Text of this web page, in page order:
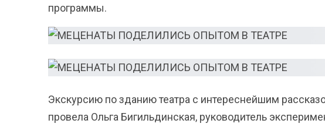
программы.
Экскурсию по зданию театра с интереснейшим
провела Ольга Бигильдинская, руководитель